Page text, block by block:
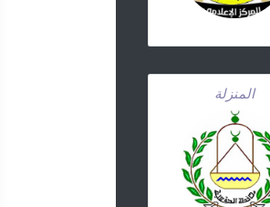
المنزلة